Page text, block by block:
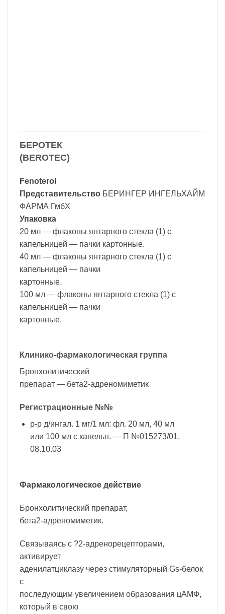
БЕРОТЕК
(BEROTEC)
Fenoterol
Представительство БЕРИНГЕР ИНГЕЛЬХАЙМ
ФАРМА ГмбХ
Упаковка
20 мл — флаконы янтарного стекла (1) с
капельницей — пачки картонные.
40 мл — флаконы янтарного стекла (1) с
капельницей — пачки
картонные.
100 мл — флаконы янтарного стекла (1) с
капельницей — пачки
картонные.
Клинико-фармакологическая группа
Бронхолитический
препарат — бета2-адреномиметик
Регистрационные №№
р-р д/ингал. 1 мг/1 мл: фл. 20 мл, 40 мл
или 100 мл с капельн. — П №015273/01,
08.10.03
Фармакологическое действие
Бронхолитический препарат,
бета2-адреномиметик.
Связываясь с ?2-адренорецепторами,
активирует
аденилатциклазу через стимуляторный Gs-белок
с
последующим увеличением образования цАМФ,
который в свою